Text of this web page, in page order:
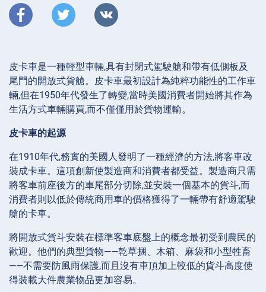
皮卡車是一種輕型車輛,具有封閉式駕駛艙和帶有低側板及
尾門的開放式貨艙。皮卡車最初設計為純粹功能性的工作車
輛,但在1950年代發生了轉變,當時美國消費者開始將其作為
生活方式車輛購買,而不僅僅用於貨物運輸。
皮卡車的起源
在1910年代,務實的美國人發明了一種經濟的方法,將客車改
裝成卡車。這項創新使製造商和消費者都受益。製造商只需
將客車前座後方的車尾部分切除,並安裝一個基本的貨斗,而
消費者則以低於傳統商用車的價格獲得了一輛帶有舒適駕駛
艙的卡車。
將開放式貨斗安裝在標準客車底盤上的概念最初受到農民的
歡迎。他們的典型貨物——乾草捆、木箱、麻袋和小型牲畜
——不需要防風雨保護,而且沒有車頂加上較低的貨斗高度使
得裝載大件農業物品更加容易。